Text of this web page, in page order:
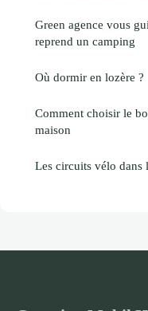
Green agence vous
reprend un camping
Où dormir en lozère ?
Comment choisir le
maison
Les circuits vélo dans